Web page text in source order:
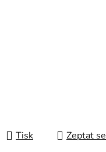
Tisk Zeptat se